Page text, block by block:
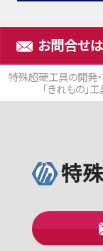
お問合せ
特殊超硬工具の開発・
「きれもの」